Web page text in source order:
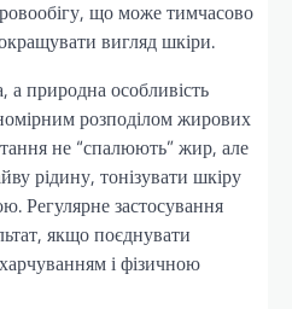
що може тимчасово
вигляд шкіри.
природна особливість
розподілом жирових
не “спалюють” жир, але
рідину, тонізувати шкіру
Регулярне застосування
якщо поєднувати
і фізичною